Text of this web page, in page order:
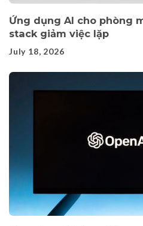
Ứng dụng AI cho phòng
stack giảm việc lặp
July 18, 2026